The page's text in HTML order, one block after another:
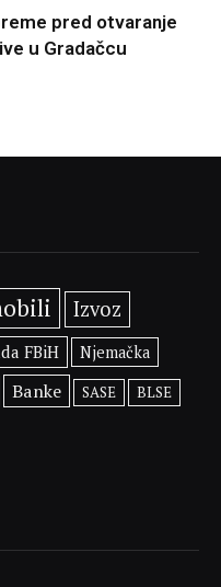
pred otvaranje
u Gradačcu
Izvoz
FBiH Njemačka
Banke SASE BLSE